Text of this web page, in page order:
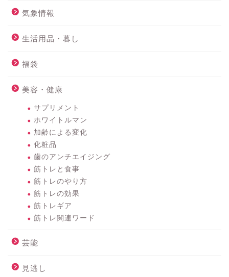
気象情報
生活用品・暮し
福袋
美容・健康
サプリメント
ホワイトルマン
加齢による変化
化粧品
歯のアンチエイジング
筋トレと食事
筋トレのやり方
筋トレの効果
筋トレギア
筋トレ関連ワード
芸能
見逃し